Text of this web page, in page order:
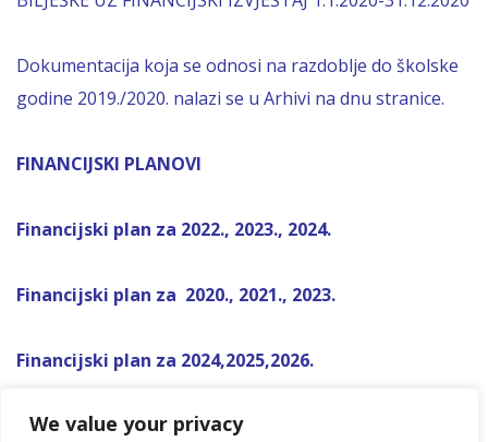
We value your privacy
Dokumentacija koja se odnosi na razdoblje do školske
godine 2019./2020. nalazi se u Arhivi na dnu stranice.
FINANCIJSKI PLANOVI
Financijski plan za 2022., 2023., 2024.
Financijski plan za 2020., 2021., 2023.
Financijski plan za 2024,2025,2026.
Financijski plan za 2026,2027,2028.